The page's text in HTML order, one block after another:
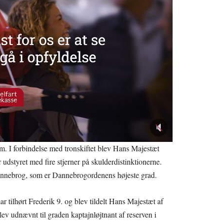
I forbindelse med tronskiftet blev Hans Majestæt
med fire stjerner på skulderdistinktionerne.
som er Dannebrogordenens højeste grad.
tilhørt Frederik 9. og blev tildelt Hans Majestæt af
udnævnt til graden kaptajnløjtnant af reserven i